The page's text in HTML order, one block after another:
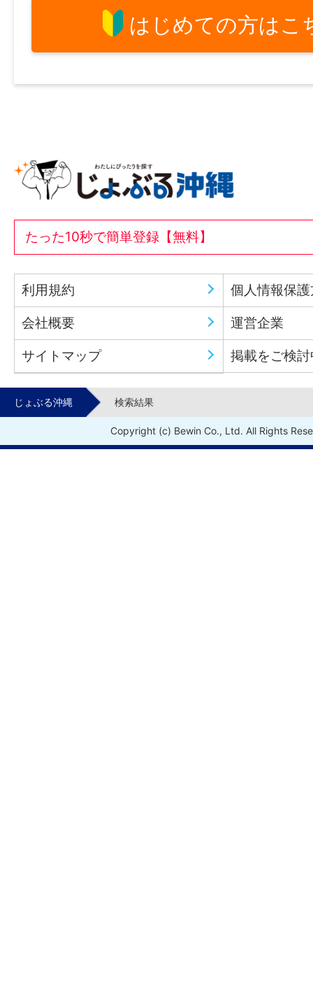
はじめての方はこ
たった10秒で簡単登録【無料】
利用規約 個人情報保
会社概要 運営企業
サイトマップ 掲載をご検
じょぶる沖縄 検索結果
Copyright (c) Bewin Co., Ltd. All Rights